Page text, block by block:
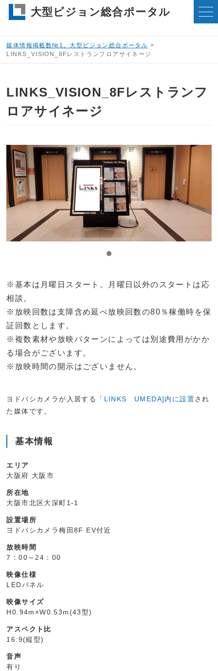
大型ビジョン総合ポータル
媒体情報掲載数№1。大型ビジョン総合ポータル >
LINKS_VISION_8Fレストランフロアサイネージ
LINKS_VISION_8Fレストランフ
ロアサイネージ
ヨドバシカメラが入居する 「LINKS UMEDA]内に設置され
た媒体です。
基本情報
エリア
大阪府 大阪市
所在地
大阪市北区大深町1-1
設置場所
ヨドバシカメラ梅田8F EV付近
放映時間
7：00～24：00
映像仕様
LEDパネル
映像サイズ
H0.94m×W0.53m(43型)
アスペクト比
16:9(縦型)
音声
有り
※基本は月曜日スタート。月曜日以外のスタートは応
相談。
※放映回数は支障含め延べ放映回数の80％稼働時を保
証回数とします。
※複数素材や放映パターンによっては別途費用がかか
る場合がございます。
※放映時間の開示はございません。